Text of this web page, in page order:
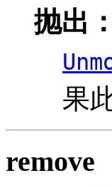
抛出：
果
remove